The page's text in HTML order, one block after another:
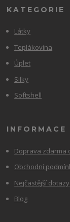
KATEGORIE
Látky
Teplákovina
Úplet
Silky
Softshell
INFORMACE
Doprava zdarma
Obchodní
Nejčastější dotazy
Blog